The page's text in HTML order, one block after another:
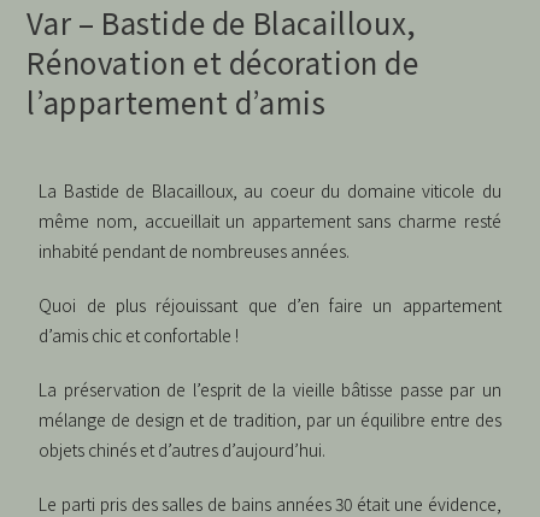
Var – Bastide de Blacailloux,
Rénovation et décoration de
l’appartement d’amis
La Bastide de Blacailloux, au coeur du domaine viticole du
même nom, accueillait un appartement sans charme resté
inhabité pendant de nombreuses années.
Quoi de plus réjouissant que d’en faire un appartement
d’amis chic et confortable !
La préservation de l’esprit de la vieille bâtisse passe par un
mélange de design et de tradition, par un équilibre entre des
objets chinés et d’autres d’aujourd’hui.
Le parti pris des salles de bains années 30 était une évidence,